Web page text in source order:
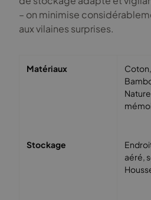
– on minimise
aux vilaines surprises.
Matériaux
Stockage
aéré,